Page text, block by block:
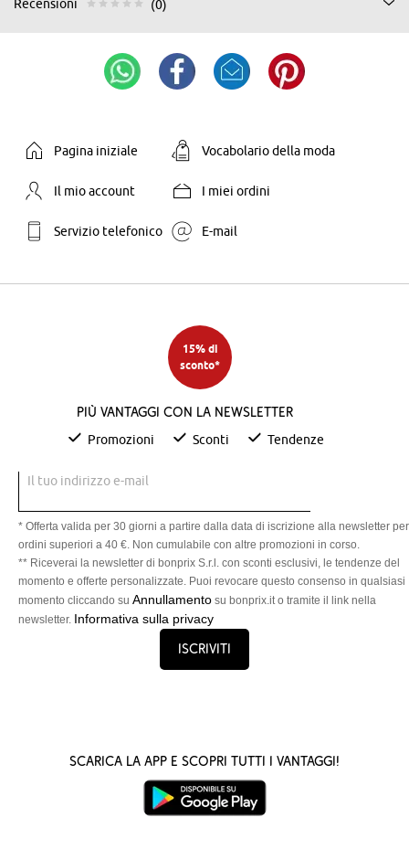
Recensioni (0)
Pagina iniziale Vocabolario della moda
Il mio account I miei ordini
Servizio telefonico E-mail
15% di
sconto*
Più vantaggi con la newsletter
Promozioni Sconti Tendenze
Il tuo indirizzo e-mail
* Offerta valida per 30 giorni a partire dalla data di iscrizione alla newsletter per
ordini superiori a 40 €. Non cumulabile con altre promozioni in corso.
** Riceverai la newsletter di bonprix S.r.l. con sconti esclusivi, le tendenze del
momento e offerte personalizzate. Puoi revocare questo consenso in qualsiasi
momento cliccando su Annullamento su bonprix.it o tramite il link nella
newsletter. Informativa sulla privacy
Iscriviti
Scarica la App e scopri tutti i vantaggi!